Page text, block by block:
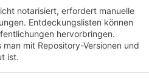
notarisiert, erfordert manuelle
Entdeckungslisten können
hervorbringen.
mit Repository-Versionen und
ist.